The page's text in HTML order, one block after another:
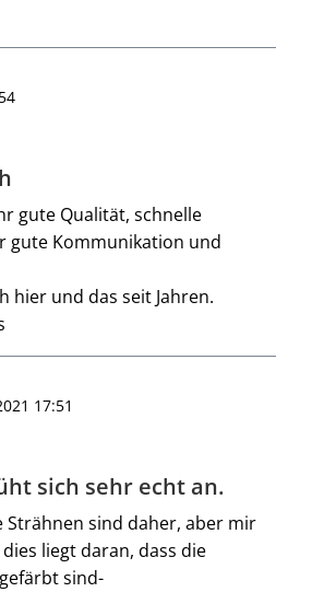
von 5 Sternen
gute Qualität, schnelle
gute Kommunikation und
hier und das seit Jahren.
17:51
von 5 Sternen
sich sehr echt an.
Strähnen sind daher, aber mir
liegt daran, dass die
sind-